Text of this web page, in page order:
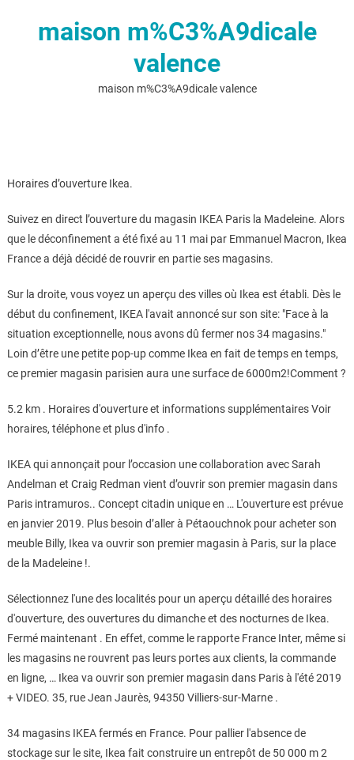
maison m%C3%A9dicale
valence
maison m%C3%A9dicale valence
Horaires d’ouverture Ikea.
Suivez en direct l’ouverture du magasin IKEA Paris la Madeleine. Alors
que le déconfinement a été fixé au 11 mai par Emmanuel Macron, Ikea
France a déjà décidé de rouvrir en partie ses magasins.
Sur la droite, vous voyez un aperçu des villes où Ikea est établi. Dès le
début du confinement, IKEA l'avait annoncé sur son site: "Face à la
situation exceptionnelle, nous avons dû fermer nos 34 magasins."
Loin d’être une petite pop-up comme Ikea en fait de temps en temps,
ce premier magasin parisien aura une surface de 6000m2!Comment ?
5.2 km . Horaires d'ouverture et informations supplémentaires Voir
horaires, téléphone et plus d'info .
IKEA qui annonçait pour l’occasion une collaboration avec Sarah
Andelman et Craig Redman vient d’ouvrir son premier magasin dans
Paris intramuros.. Concept citadin unique en … L'ouverture est prévue
en janvier 2019. Plus besoin d’aller à Pétaouchnok pour acheter son
meuble Billy, Ikea va ouvrir son premier magasin à Paris, sur la place
de la Madeleine !.
Sélectionnez l'une des localités pour un aperçu détaillé des horaires
d'ouverture, des ouvertures du dimanche et des nocturnes de Ikea.
Fermé maintenant . En effet, comme le rapporte France Inter, même si
les magasins ne rouvrent pas leurs portes aux clients, la commande
en ligne, … Ikea va ouvrir son premier magasin dans Paris à l'été 2019
+ VIDEO. 35, rue Jean Jaurès, 94350 Villiers-sur-Marne .
34 magasins IKEA fermés en France. Pour pallier l'absence de
stockage sur le site, Ikea fait construire un entrepôt de 50 000 m 2